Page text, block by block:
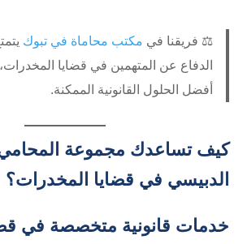
⚖️ فريقنا في مكتب محاماة في تبوك
الدفاع عن المتهمين في قضايا
أفضل الحلول القانونية الممكنة.
كيف تساعدك مجموعة
الدبيسي في قضايا المخدرات؟
خدمات قانونية متخصصة في